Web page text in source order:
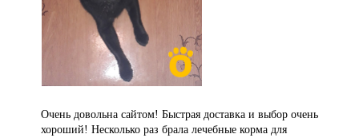
Очень довольна сайтом! Быстрая доставка и выбор очень
хороший! Несколько раз брала лечебные корма для